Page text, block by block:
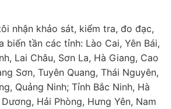
nhận khảo sát, kiểm tra, đo đạc,
biến tần các tỉnh: Lào Cai, Yên Bái,
Lai Châu, Sơn La, Hà Giang, Cao
Sơn, Tuyên Quang, Thái Nguyên,
Quảng Ninh; Tỉnh Bắc Ninh, Hà
Hải Phòng, Hưng Yên, Nam